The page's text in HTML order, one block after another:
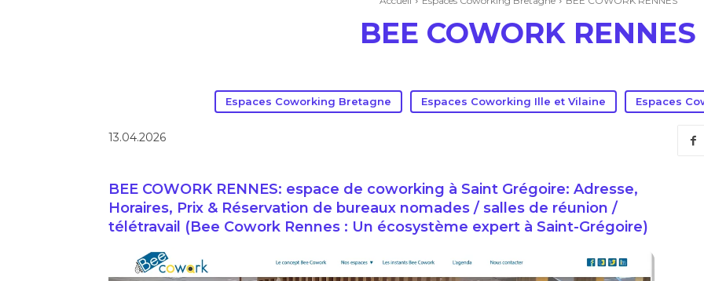
BEE COWORK RENNES
Espaces Coworking Bretagne Espaces Coworking Ille et Vilaine Espaces
13.04.2026
BEE COWORK RENNES: espace de coworking à Saint Grégoire: Adresse,
Horaires, Prix & Réservation de bureaux nomades / salles de réunion /
télétravail (Bee Cowork Rennes : Un écosystème expert à Saint-Grégoire)